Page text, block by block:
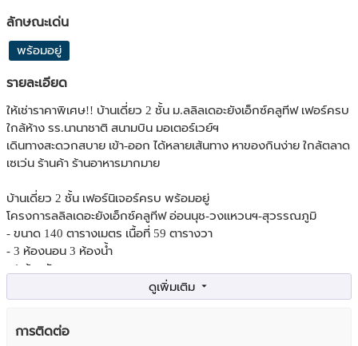
ลักษณะเด่น
พร้อมอยู่
รายละเอียด
ให้เช่าราคาพิเศษ!! บ้านเดี่ยว 2 ชั้น ม.ลลิลเดอะยังเอ็กซ์คลูทีฟ เฟอร์ครบ
ใกล้ห้าง รร.นานาชาติ สนามบิน มอเตอร์เวย์ฯ
เดินทางสะดวกสบาย เข้า-ออก ได้หลายเส้นทาง หาของกินง่าย ใกล้ตลาด
เซเว่น ร้านค้า ร้านอาหารมากมาย
บ้านเดี่ยว 2 ชั้น เฟอร์นิเจอร์ครบ พร้อมอยู่
โครงการลลิลเดอะยังเอ็กซ์คลูทีฟ อ่อนนุช-วงแหวนฯ-สุวรรณภูมิ
- ขนาด 140 ตารางเมตร เนื้อที่ 59 ตารางวา
- 3 ห้องนอน 3 ห้องน้ำ
- 1 ห้องรับแขก
- 1 ห้องครัวไทย
- จอดรถยนต์ 2 คัน ภายในบ้าน
การติดต่อ